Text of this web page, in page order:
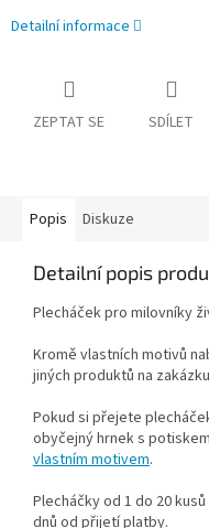
Detailní informace
ZEPTAT SE SDÍLET
Popis Diskuze
Detailní popis
Plecháček pro milovníky
Kromě vlastních motivů
jiných produktů na
Pokud si přejete
obyčejný hrnek s
vlastním motivem.
Plecháčky od 1 do 20
dnů od přijetí platby.